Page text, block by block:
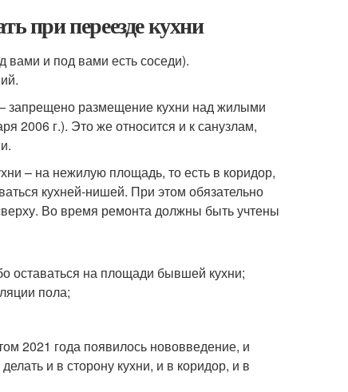
при переезде кухни
вами и под вами есть соседи).
запрещено размещение кухни над жилыми
2006 г.). Это же относится и к санузлам,
– на нежилую площадь, то есть в коридор,
кухней-нишей. При этом обязательно
Во время ремонта должны быть учтены
оставаться на площади бывшей кухни;
пола;
2021 года появилось нововведение, и
и в сторону кухни, и в коридор, и в